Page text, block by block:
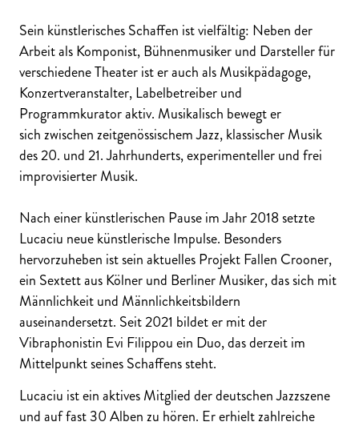
Sein künstlerisches Schaffen ist vielfältig: Neben der
Arbeit als Komponist, Bühnenmusiker und Darsteller für
verschiedene Theater ist er auch als Musikpädagoge,
Konzertveranstalter, Labelbetreiber und
Programmkurator aktiv. Musikalisch bewegt er
sich zwischen zeitgenössischem Jazz, klassischer Musik
des 20. und 21. Jahrhunderts, experimenteller und frei
improvisierter Musik.
Nach einer künstlerischen Pause im Jahr 2018 setzte
Lucaciu neue künstlerische Impulse. Besonders
hervorzuheben ist sein aktuelles Projekt Fallen Crooner,
ein Sextett aus Kölner und Berliner Musiker, das sich mit
Männlichkeit und Männlichkeitsbildern
auseinandersetzt. Seit 2021 bildet er mit der
Vibraphonistin Evi Filippou ein Duo, das derzeit im
Mittelpunkt seines Schaffens steht.
Lucaciu ist ein aktives Mitglied der deutschen Jazzszene
und auf fast 30 Alben zu hören. Er erhielt zahlreiche